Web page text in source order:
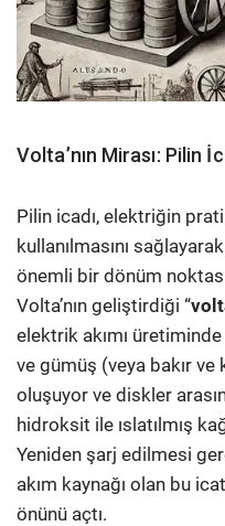
Volta’nın Mirası: Pilin
Pilin icadı, elektriğin
kullanılmasını
önemli bir dönüm
Volta’nın geliştirdiği “
elektrik akımı
ve gümüş (veya bakır
oluşuyor ve diskler
hidroksit ile ıslatılmış
Yeniden şarj edilmesi
akım kaynağı olan bu
önünü açtı.